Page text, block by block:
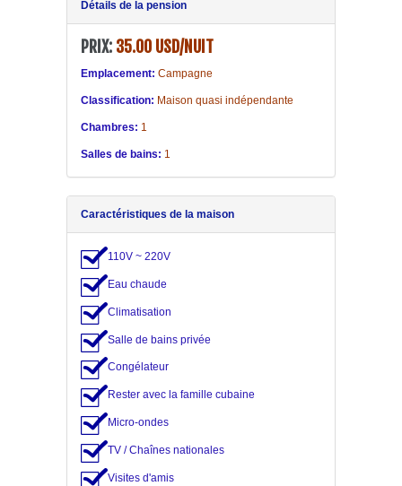
Détails de la pension
PRIX: 35.00 USD/NUIT
Emplacement: Campagne
Classification: Maison quasi indépendante
Chambres: 1
Salles de bains: 1
Caractéristiques de la maison
110V ~ 220V
Eau chaude
Climatisation
Salle de bains privée
Congélateur
Rester avec la famille cubaine
Micro-ondes
TV / Chaînes nationales
Visites d'amis